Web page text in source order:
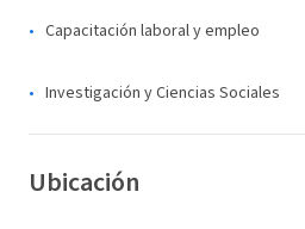
Capacitación laboral y empleo
Investigación y Ciencias Sociales
Ubicación